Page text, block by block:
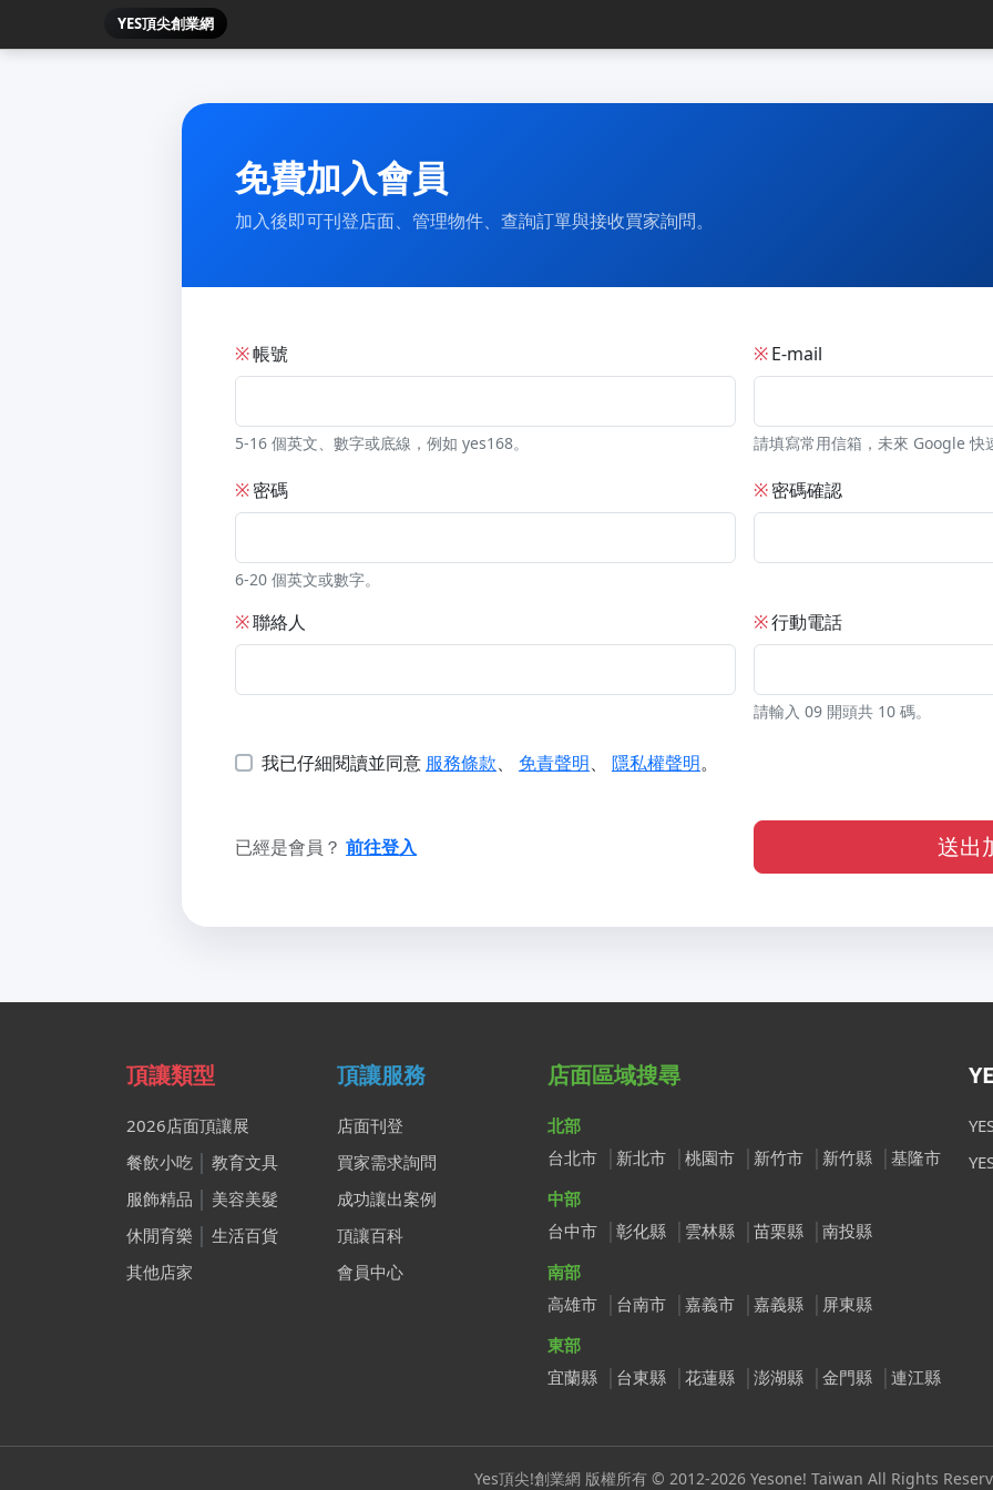
YES頂尖創業網
免費加入會員
加入後即可刊登店面、管理物件、查詢訂單與接收買家詢問。
※帳號
5-16 個英文、數字或底線，例如 yes168。
※E-mail
請填寫常用信箱，未來 Google
※密碼
6-20 個英文或數字。
※密碼確認
※聯絡人 ※行動電話
請輸入 09 開頭共 10 碼。
我已仔細閱讀並同意 服務條款、 免責聲明、 隱私權聲明。
送出
已經是會員？ 前往登入
頂讓類型
2026店面頂讓展
餐飲小吃
教育文具
服飾精品
美容美髮
休閒育樂
生活百貨
其他店家
頂讓服務
店面刊登
買家需求詢問
成功讓出案例
頂讓百科
會員中心
店面區域搜尋
北部
台北市
新北市 桃園市 新竹市 新竹縣
基隆市
中部
台中市
彰化縣 雲林縣 苗栗縣
南投縣
南部
高雄市
台南市 嘉義市 嘉義縣
屏東縣
東部
宜蘭縣
台東縣 花蓮縣 澎湖縣 金門縣 連江縣
Yes頂尖!創業網 版權所有 © 2012-2026 Yesone! Taiwan All Rights